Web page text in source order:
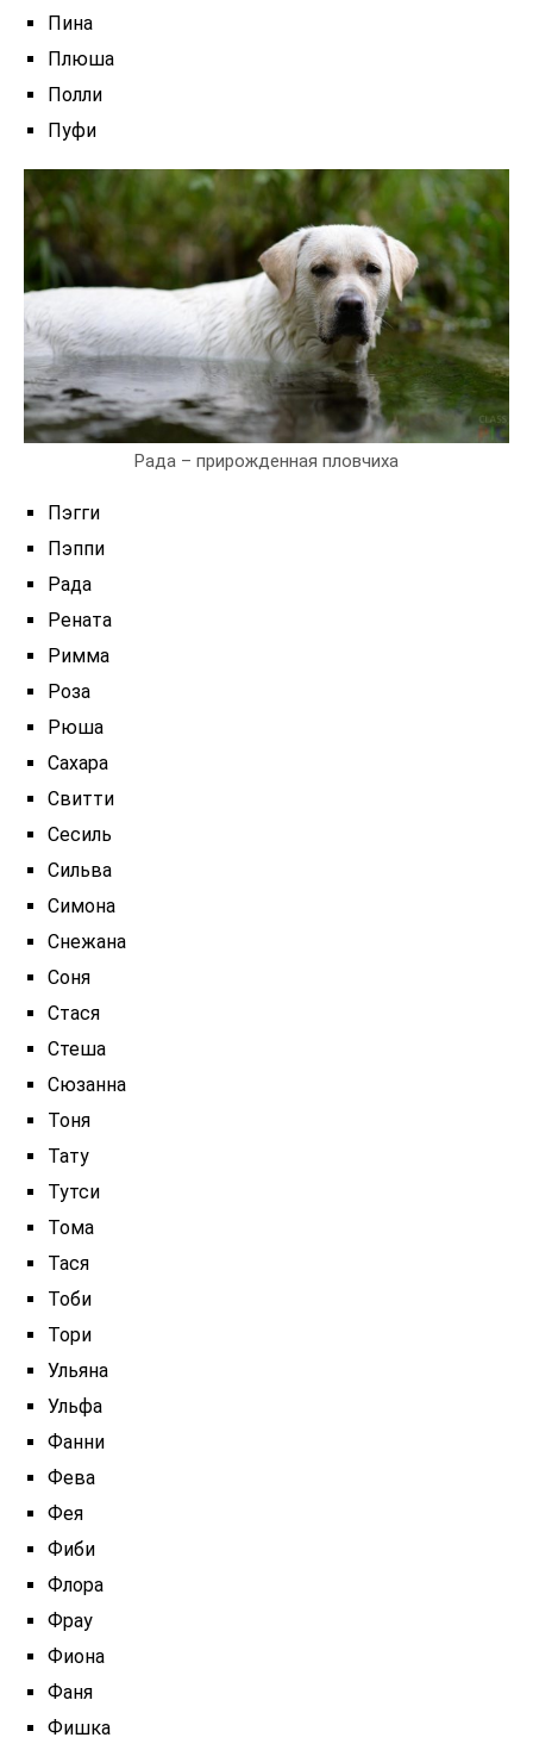
Пина
Плюша
Полли
Пуфи
Рада – прирожденная пловчиха
Пэгги
Пэппи
Рада
Рената
Римма
Роза
Рюша
Сахара
Свитти
Сесиль
Сильва
Симона
Снежана
Соня
Стася
Стеша
Сюзанна
Тоня
Тату
Тутси
Тома
Тася
Тоби
Тори
Ульяна
Ульфа
Фанни
Фева
Фея
Фиби
Флора
Фрау
Фиона
Фаня
Фишка